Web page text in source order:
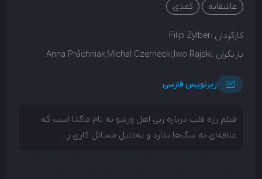
عاشقانه کمدی
کارگردان :Filip Zylber
بازیگران :Anna Próchniak,Michal Czernecki,Iwo Rajski
زیرنویس فارسی
فیلم رژه قلب درباره زنی اهل ورشو به نام ماگدا است که
علاقه‌ای به سگ‌ها ندارد و به‌دلیل مسائل کاری ر...